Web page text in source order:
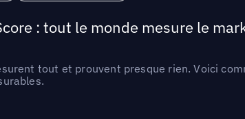
: tout le monde mesure le
tout et prouvent presque rien. Voici